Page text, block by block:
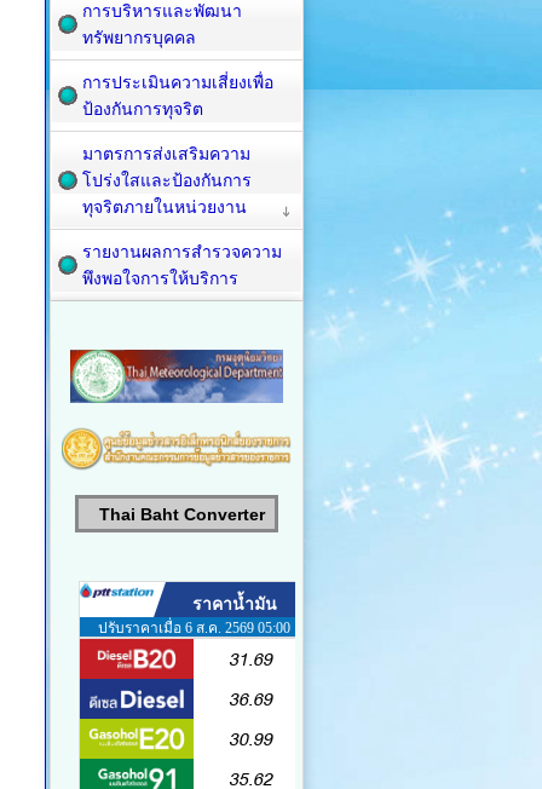
การบริหารและพัฒนา
ทรัพยากรบุคคล
การประเมินความเสี่ยงเพื่อ
ป้องกันการทุจริต
มาตรการส่งเสริมความ
โปร่งใสและป้องกันการ
ทุจริตภายในหน่วยงาน
รายงานผลการสำรวจความ
พึงพอใจการให้บริการ
Thai Baht Converter